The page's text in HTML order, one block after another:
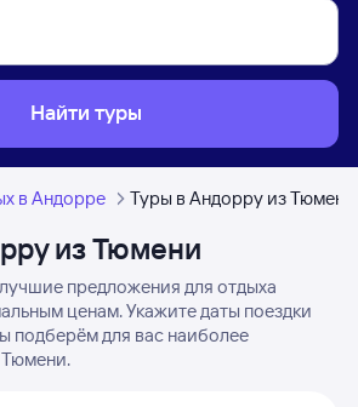
Найти туры
в Андорре Туры в Андорру из Тюмени
из Тюмени
предложения для отдыха
ценам. Укажите даты поездки
подберём для вас наиболее
Тюмени.